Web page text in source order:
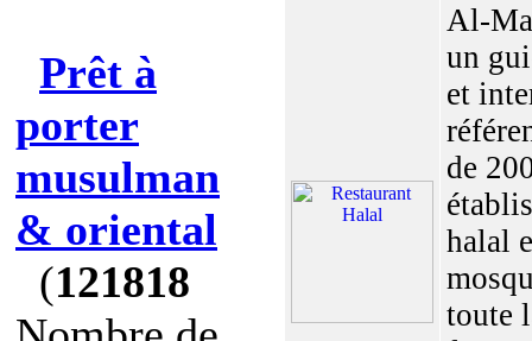
Prêt à
porter
musulman
& oriental
(121818
Al-
un
et
de
halal
toute